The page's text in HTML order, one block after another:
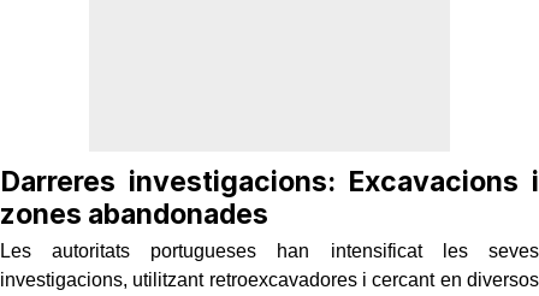
Darreres investigacions: Excavacions i
zones abandonades
Les autoritats portugueses han intensificat les seves
investigacions, utilitzant retroexcavadores i cercant en diversos